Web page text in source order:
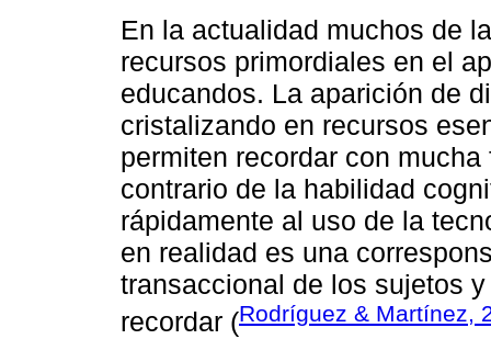
En la actualidad muchos de
recursos primordiales en el
educandos. La aparición de
cristalizando en recursos
permiten recordar con
contrario de la habilidad
rápidamente al uso de la
en realidad es una
transaccional de los sujetos
recordar (Rodríguez & Martínez,